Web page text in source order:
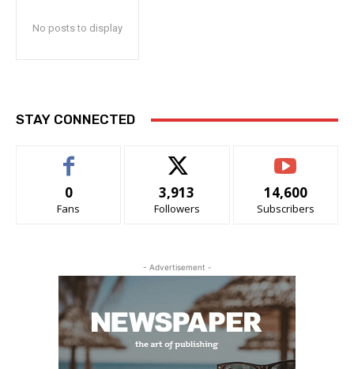
No posts to display
STAY CONNECTED
0
Fans
3,913
Followers
14,600
Subscribers
- Advertisement -